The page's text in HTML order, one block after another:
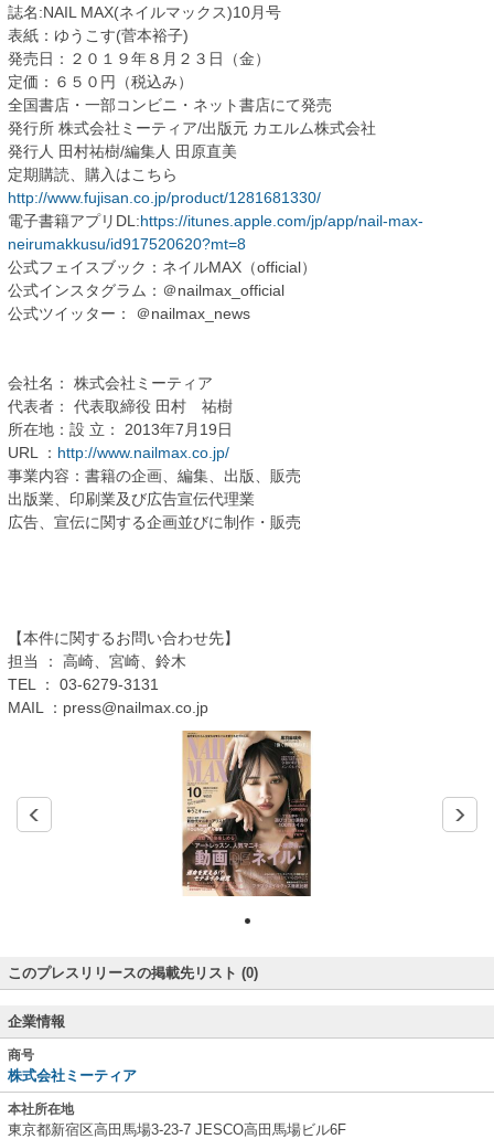
誌名:NAIL MAX(ネイルマックス)10月号
表紙：ゆうこす(菅本裕子)
発売日：２０１９年８月２３日（金）
定価：６５０円（税込み）
全国書店・一部コンビニ・ネット書店にて発売
発行所 株式会社ミーティア/出版元 カエルム株式会社
発行人 田村祐樹/編集人 田原直美
定期購読、購入はこちら
http://www.fujisan.co.jp/product/1281681330/
電子書籍アプリDL:https://itunes.apple.com/jp/app/nail-max-
neirumakkusu/id917520620?mt=8
公式フェイスブック：ネイルMAX（official）
公式インスタグラム：＠nailmax_official
公式ツイッター： ＠nailmax_news
会社名： 株式会社ミーティア
代表者： 代表取締役 田村 祐樹
所在地：設 立： 2013年7月19日
URL ： http://www.nailmax.co.jp/
事業内容：書籍の企画、編集、出版、販売
出版業、印刷業及び広告宣伝代理業
広告、宣伝に関する企画並びに制作・販売
【本件に関するお問い合わせ先】
担当 ： 高崎、宮崎、鈴木
TEL ： 03-6279-3131
MAIL ：press@nailmax.co.jp
このプレスリリースの掲載先リスト (0)
企業情報
商号
株式会社ミーティア
本社所在地
東京都新宿区高田馬場3-23-7 JESCO高田馬場ビル6F